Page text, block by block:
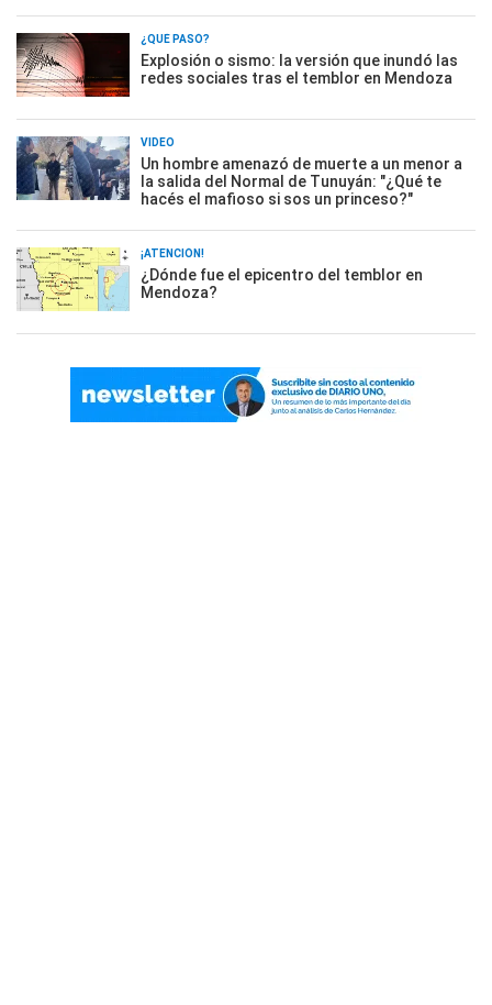
¿QUÉ PASÓ?
Explosión o sismo: la versión que inundó las
redes sociales tras el temblor en Mendoza
VIDEO
Un hombre amenazó de muerte a un menor a
la salida del Normal de Tunuyán: "¿Qué te
hacés el mafioso si sos un princeso?"
¡ATENCIÓN!
¿Dónde fue el epicentro del temblor en
Mendoza?